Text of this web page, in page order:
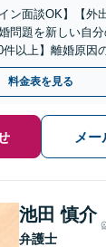
ン面談OK】【外
問題を新しい自
以上】離婚原因
間・休日相談可】
料金表を見る
メ
池田 慎介
弁護士